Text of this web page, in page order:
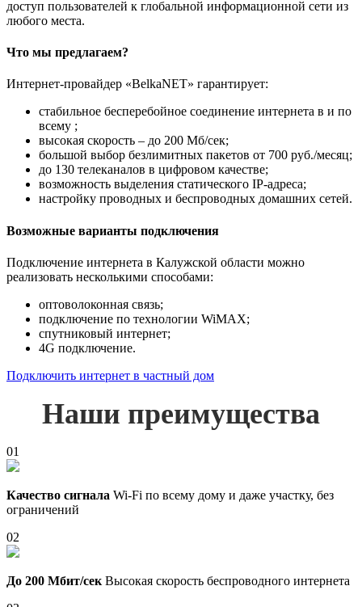
доступ пользователей к глобальной информационной сети из
любого места.
Что мы предлагаем?
Интернет-провайдер «BelkaNET» гарантирует:
стабильное бесперебойное соединение интернета в и по
всему ;
высокая скорость – до 200 Мб/сек;
большой выбор безлимитных пакетов от 700 руб./месяц;
до 130 телеканалов в цифровом качестве;
возможность выделения статического IP-адреса;
настройку проводных и беспроводных домашних сетей.
Возможные варианты подключения
Подключение интернета в Калужской области можно
реализовать несколькими способами:
оптоволоконная связь;
подключение по технологии WiMAX;
спутниковый интернет;
4G подключение.
Подключить интернет в частный дом
Наши преимущества
01
Качество сигнала Wi-Fi по всему дому и даже участку, без
ограничений
02
До 200 Мбит/сек Высокая скорость беспроводного интернета